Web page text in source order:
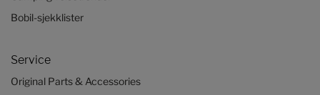
Bobil-sjekklister
Service
Original Parts & Accessories